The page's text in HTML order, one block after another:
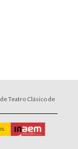
Teatro Clásico de